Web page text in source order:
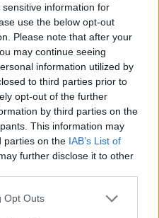
information for
use the below opt-out
Please note that after your
may continue seeing
information utilized by
to third parties prior to
opt-out of the further
by third parties on the
This information may
parties on the IAB’s List of
further disclose it to other
Opt Outs